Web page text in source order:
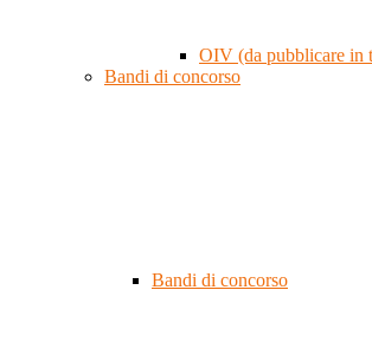
OIV (da pubblicare in
Bandi di concorso
Bandi di concorso